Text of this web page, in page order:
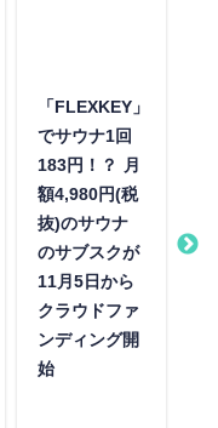
「FLEXKEY」
でサウナ1回
183円！？ 月
額4,980円(税
抜)のサウナ
のサブスクが
11月5日から
クラウドファ
ンディング開
始